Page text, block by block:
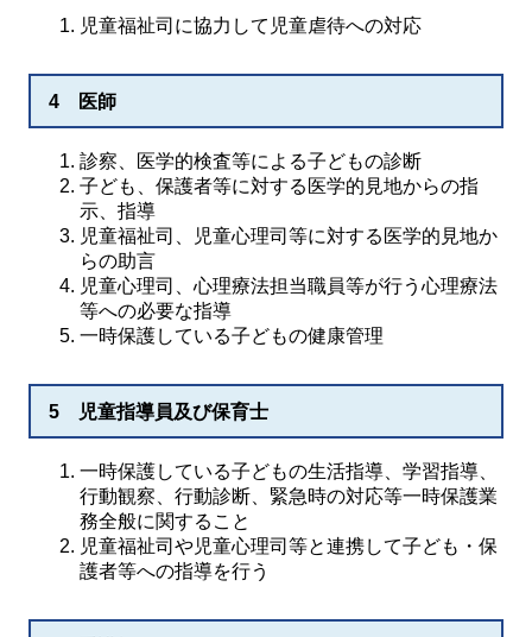
児童福祉司に協力して児童虐待への対応
4 医師
診察、医学的検査等による子どもの診断
子ども、保護者等に対する医学的見地からの指
示、指導
児童福祉司、児童心理司等に対する医学的見地か
らの助言
児童心理司、心理療法担当職員等が行う心理療法
等への必要な指導
一時保護している子どもの健康管理
5 児童指導員及び保育士
一時保護している子どもの生活指導、学習指導、
行動観察、行動診断、緊急時の対応等一時保護業
務全般に関すること
児童福祉司や児童心理司等と連携して子ども・保
護者等への指導を行う